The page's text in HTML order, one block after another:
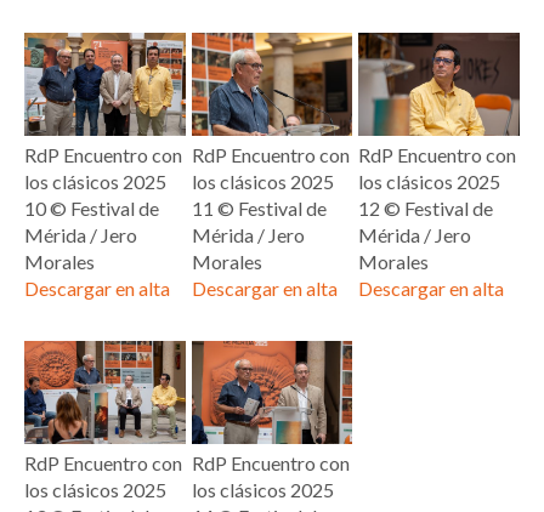
RdP Encuentro con
los clásicos 2025
10 © Festival de
Mérida / Jero
Morales
Descargar en alta
RdP Encuentro con
los clásicos 2025
11 © Festival de
Mérida / Jero
Morales
Descargar en alta
RdP Encuentro con
los clásicos 2025
12 © Festival de
Mérida / Jero
Morales
Descargar en alta
RdP Encuentro con
los clásicos 2025
RdP Encuentro con
los clásicos 2025